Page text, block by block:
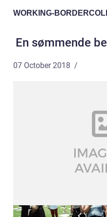
WORKING-
En sømmende
07 October 2018